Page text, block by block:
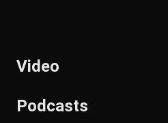
Video
Podcasts